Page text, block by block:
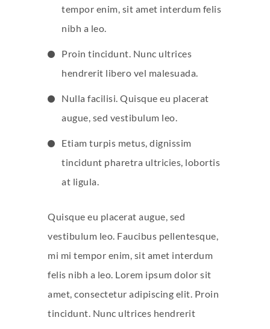
tempor enim, sit amet interdum felis
nibh a leo.
Proin tincidunt. Nunc ultrices
hendrerit libero vel malesuada.
Nulla facilisi. Quisque eu placerat
augue, sed vestibulum leo.
Etiam turpis metus, dignissim
tincidunt pharetra ultricies, lobortis
at ligula.
Quisque eu placerat augue, sed
vestibulum leo. Faucibus pellentesque,
mi mi tempor enim, sit amet interdum
felis nibh a leo. Lorem ipsum dolor sit
amet, consectetur adipiscing elit. Proin
tincidunt. Nunc ultrices hendrerit